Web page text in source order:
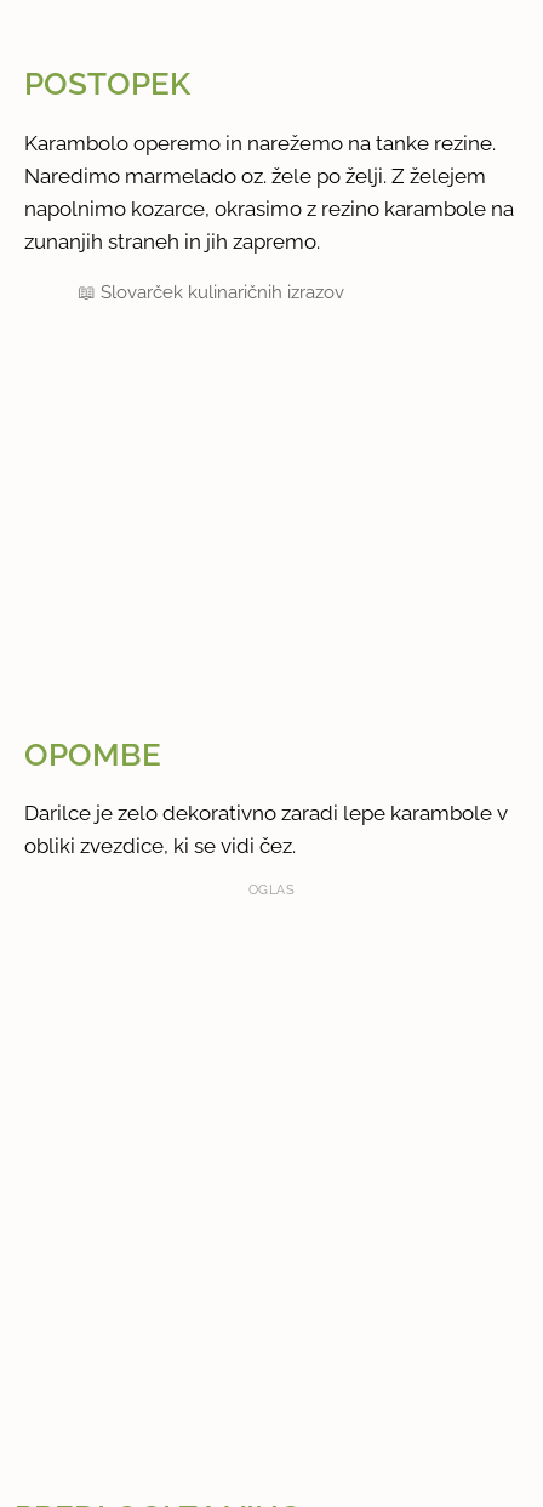
POSTOPEK
Karambolo operemo in narežemo na tanke rezine.
Naredimo marmelado oz. žele po želji. Z želejem
napolnimo kozarce, okrasimo z rezino karambole na
zunanjih straneh in jih zapremo.
📖Slovarček kulinaričnih izrazov
OPOMBE
Darilce je zelo dekorativno zaradi lepe karambole v
obliki zvezdice, ki se vidi čez.
OGLAS